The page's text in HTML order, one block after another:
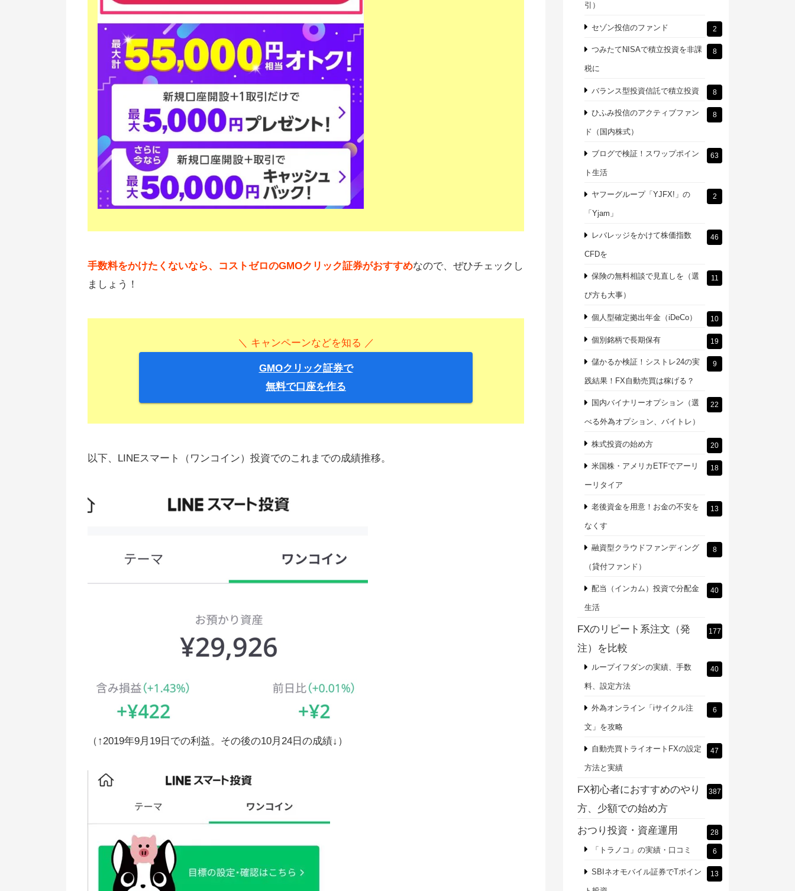
手数料をかけたくないなら、コストゼロのGMOクリック証券がおすすめなので、ぜひチェックし
ましょう！
＼ キャンペーンなどを知る ／
GMOクリック証券で
無料で口座を作る
以下、LINEスマート（ワンコイン）投資でのこれまでの成績推移。
（↑2019年9月19日での利益。その後の10月24日の成績↓）
引）
セゾン投信のファンド 2
つみたてNISAで積立投資を非課
税に
8
バランス型投資信託で積立投資 8
ひふみ投信のアクティブファン
ド（国内株式）
8
ブログで検証！スワップポイン
ト生活
63
ヤフーグループ「YJFX!」の
「Yjam」
2
レバレッジをかけて株価指数
CFDを
46
保険の無料相談で見直しを（選
び方も大事）
11
個人型確定拠出年金（iDeCo） 10
個別銘柄で長期保有 19
儲かるか検証！シストレ24の実
践結果！FX自動売買は稼げる？
9
国内バイナリーオプション（選
べる外為オプション、バイトレ）
22
株式投資の始め方 20
米国株・アメリカETFでアーリ
ーリタイア
18
老後資金を用意！お金の不安を
なくす
13
融資型クラウドファンディング
（貸付ファンド）
8
配当（インカム）投資で分配金
生活
40
FXのリピート系注文（発
注）を比較
177
ループイフダンの実績、手数
料、設定方法
40
外為オンライン「iサイクル注
文」を攻略
6
自動売買トライオートFXの設定
方法と実績
47
FX初心者におすすめのやり
方、少額での始め方
387
おつり投資・資産運用 28
「トラノコ」の実績・口コミ 6
SBIネオモバイル証券でTポイン 13